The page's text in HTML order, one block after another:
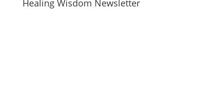
Healing Wisdom Newsletter